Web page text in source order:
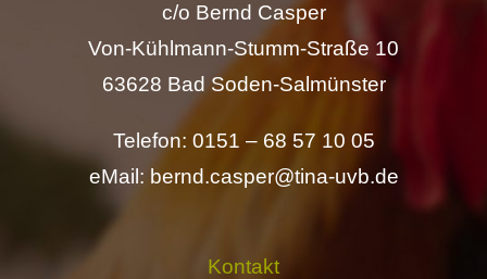
c/o Bernd Casper
Von-Kühlmann-Stumm-Straße 10
63628 Bad Soden-Salmünster
Telefon: 0151 – 68 57 10 05
eMail: bernd.casper@tina-uvb.de
Kontakt